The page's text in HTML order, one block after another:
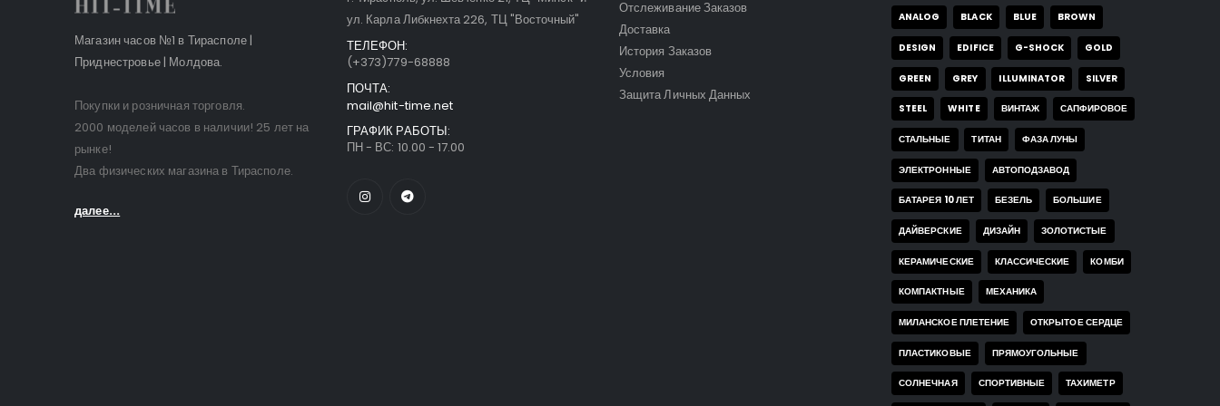
Магазин часов №1 в Тирасполе |
Приднестровье | Молдова.
Покупки и розничная торговля.
2000 моделей часов в наличии! 25 лет на
рынке!
Два физических магазина в Тирасполе.
далее...
ул. Карла Либкнехта 226, ТЦ "Восточный"
ТЕЛЕФОН:
(+373)779-68888
ПОЧТА:
mail@hit-time.net
ГРАФИК РАБОТЫ:
ПН - ВС: 10.00 - 17.00
Отслеживание Заказов
Доставка
История Заказов
Условия
Защита Личных Данных
ANALOG BLACK BLUE BROWN
DESIGN EDIFICE G-SHOCK GOLD
GREEN GREY ILLUMINATOR SILVER
STEEL WHITE ВИНТАЖ САПФИРОВОЕ
СТАЛЬНЫЕ ТИТАН ФАЗА ЛУНЫ
ЭЛЕКТРОННЫЕ АВТОПОДЗАВОД
БАТАРЕЯ 10 ЛЕТ БЕЗЕЛЬ БОЛЬШИЕ
ДАЙВЕРСКИЕ ДИЗАЙН ЗОЛОТИСТЫЕ
КЕРАМИЧЕСКИЕ КЛАССИЧЕСКИЕ КОМБИ
КОМПАКТНЫЕ МЕХАНИКА
МИЛАНСКОЕ ПЛЕТЕНИЕ ОТКРЫТОЕ СЕРДЦЕ
ПЛАСТИКОВЫЕ ПРЯМОУГОЛЬНЫЕ
СОЛНЕЧНАЯ СПОРТИВНЫЕ ТАХИМЕТР